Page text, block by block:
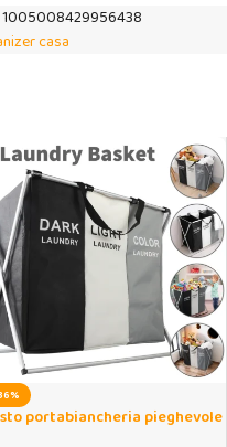
1005008429956438
casa
portabiancheria pieghevole